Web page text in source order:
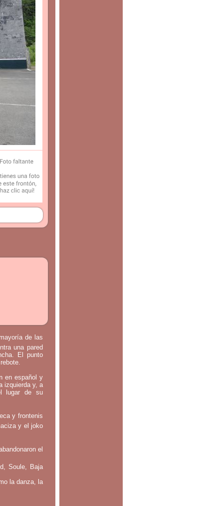
de las
una pared
El punto
en español y
izquierda y, a
lugar de su
y frontenis
y el joko
el
Soule, Baja
la danza, la